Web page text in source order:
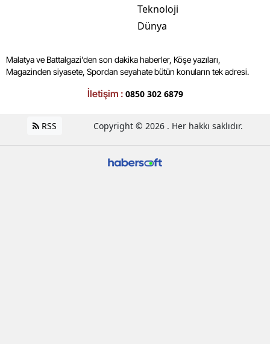
Teknoloji
Dünya
Malatya ve Battalgazi'den son dakika haberler, Köşe yazıları,
Magazinden siyasete, Spordan seyahate bütün konuların tek adresi.
İletişim : 0850 302 6879
RSS Copyright © 2026 . Her hakkı saklıdır.